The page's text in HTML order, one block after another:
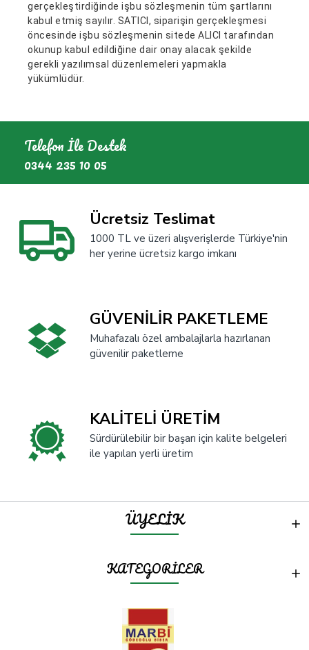
gerçekleştirdiğinde işbu sözleşmenin tüm şartlarını
kabul etmiş sayılır. SATICI, siparişin gerçekleşmesi
öncesinde işbu sözleşmenin sitede ALICI tarafından
okunup kabul edildiğine dair onay alacak şekilde
gerekli yazılımsal düzenlemeleri yapmakla
yükümlüdür.
Telefon İle Destek
0344 235 10 05
Ücretsiz Teslimat
1000 TL ve üzeri alışverişlerde Türkiye'nin
her yerine ücretsiz kargo imkanı
GÜVENİLİR PAKETLEME
Muhafazalı özel ambalajlarla hazırlanan
güvenilir paketleme
KALİTELİ ÜRETİM
Sürdürülebilir bir başarı için kalite belgeleri
ile yapılan yerli üretim
ÜYELİK
KATEGORİLER